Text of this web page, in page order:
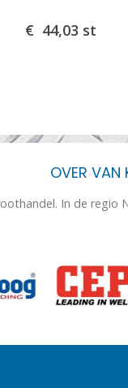
€ 44,03 st
OVER VAN
In de regio